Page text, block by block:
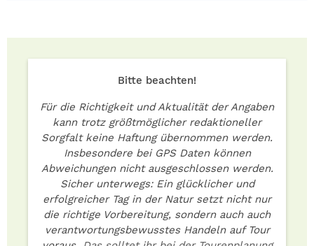
Bitte beachten!
Für die Richtigkeit und Aktualität der Angaben
kann trotz größtmöglicher redaktioneller
Sorgfalt keine Haftung übernommen werden.
Insbesondere bei GPS Daten können
Abweichungen nicht ausgeschlossen werden.
Sicher unterwegs: Ein glücklicher und
erfolgreicher Tag in der Natur setzt nicht nur
die richtige Vorbereitung, sondern auch auch
verantwortungsbewusstes Handeln auf Tour